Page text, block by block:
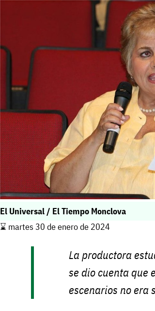
El Universal / El Tiempo Monclova
⌛️ martes 30 de enero de 2024
La productora
se dio cuenta que
escenarios no era